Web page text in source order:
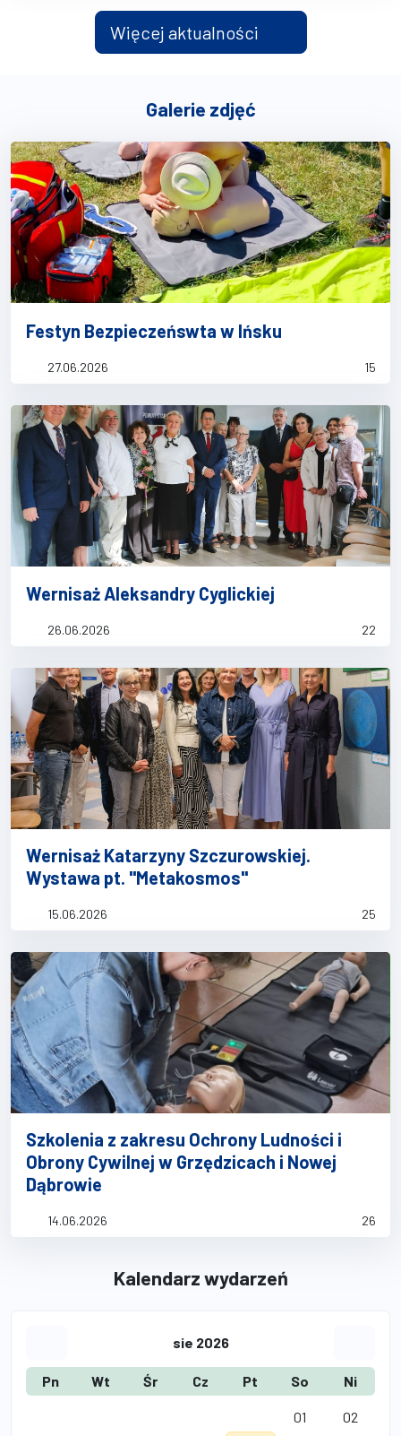
Więcej aktualności
Galerie zdjęć
Festyn Bezpieczeńswta w Ińsku
27.06.2026 15
Wernisaż Aleksandry Cyglickiej
26.06.2026 22
Wernisaż Katarzyny Szczurowskiej.
Wystawa pt. "Metakosmos"
15.06.2026 25
Szkolenia z zakresu Ochrony Ludności i
Obrony Cywilnej w Grzędzicach i Nowej
Dąbrowie
14.06.2026 26
Kalendarz wydarzeń
Przejdź do poprzedniego miesiąca
sie 2026
Pn
Wt Śr Cz Pt So Ni
01
02